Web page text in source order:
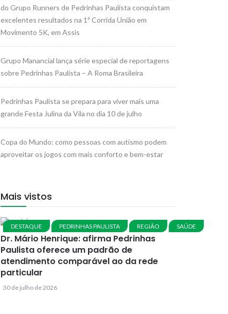
do Grupo Runners de Pedrinhas Paulista conquistam
excelentes resultados na 1ª Corrida União em
Movimento 5K, em Assis
Grupo Manancial lança série especial de reportagens
sobre Pedrinhas Paulista – A Roma Brasileira
Pedrinhas Paulista se prepara para viver mais uma
grande Festa Julina da Vila no dia 10 de julho
Copa do Mundo: como pessoas com autismo podem
aproveitar os jogos com mais conforto e bem-estar
Mais vistos
DESTAQUE PEDRINHAS PAULISTA REGIÃO SAÚDE
Dr. Mário Henrique: afirma Pedrinhas
Paulista oferece um padrão de
atendimento comparável ao da rede
particular
30 de julho de 2026